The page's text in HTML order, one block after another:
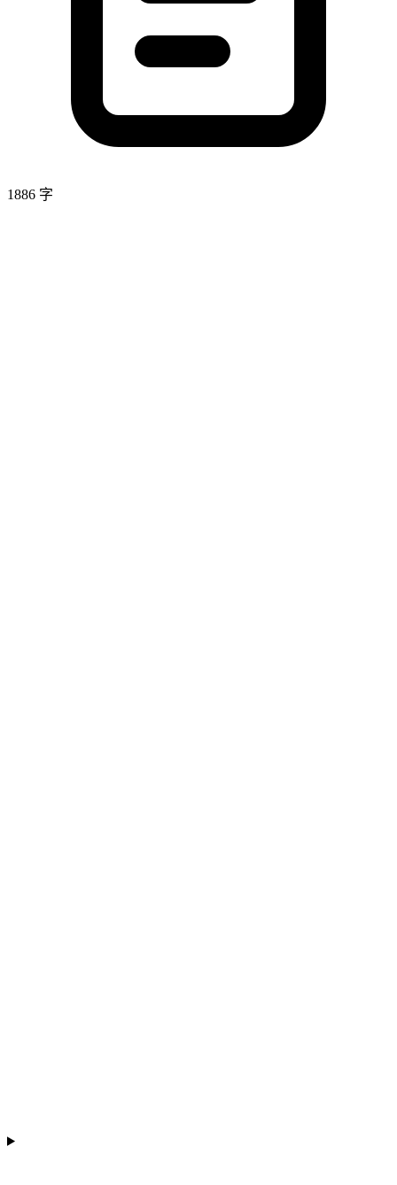
1886 字